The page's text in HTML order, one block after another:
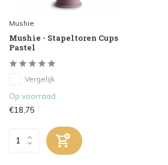
Mushie
Mushie - Stapeltoren Cups
Pastel
Vergelijk
Op voorraad
€18,75